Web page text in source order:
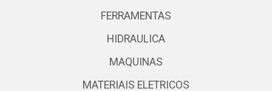
FERRAMENTAS
HIDRAULICA
MAQUINAS
MATERIAIS ELETRICOS